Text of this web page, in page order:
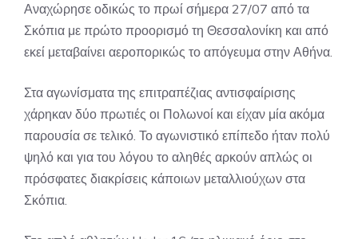
Αναχώρησε οδικώς το πρωί σήμερα 27/07 από τα
Σκόπια με πρώτο προορισμό τη Θεσσαλονίκη και από
εκεί μεταβαίνει αεροπορικώς το απόγευμα στην Αθήνα.
Στα αγωνίσματα της επιτραπέζιας αντισφαίρισης
χάρηκαν δύο πρωτιές οι Πολωνοί και είχαν μία ακόμα
παρουσία σε τελικό. Το αγωνιστικό επίπεδο ήταν πολύ
ψηλό και για του λόγου το αληθές αρκούν απλώς οι
πρόσφατες διακρίσεις κάποιων μεταλλιούχων στα
Σκόπια.